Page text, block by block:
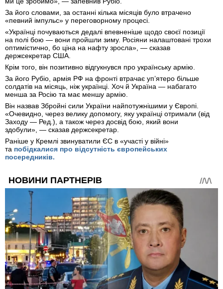
За його словами, за останні кілька місяців було втрачено
«певний імпульс» у переговорному процесі.
«Українці почуваються дедалі впевненіше щодо своєї позиції
на полі бою — вони пройшли зиму. Росіяни налаштовані трохи
оптимістично, бо ціна на нафту зросла», — сказав
держсекретар США.
Крім того, він позитивно відгукнувся про українську армію.
За його Рубіо, армія РФ на фронті втрачає уп’ятеро більше
солдатів на місяць, ніж українці. Хоч й Україна — набагато
менша за Росію та має меншу армію.
Він назвав Збройні сили України найпотужнішими у Європі.
«Очевидно, через велику допомогу, яку українці отримали (від
Заходу — Ред.), а також через досвід бою, який вони
здобули», — сказав держсекретар.
Раніше у Кремлі звинуватили ЄС в «участі у війні»
та побідкалися про відсутність європейських
посередників.